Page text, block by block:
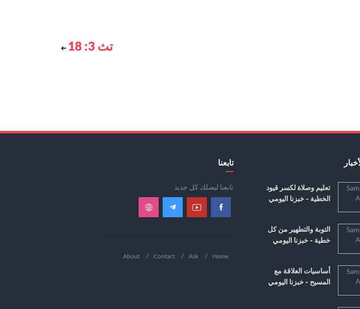
تث 3: 18
تعليم وصلاة لكسر قيود
الخطية - خبزنا اليومي
التوبة والتطهير من كل
خطية - خبزنا اليومي
أساسيات العلاقة مع
المسيح - خبزنا اليومي
تابعنا
تابعنا ليصلك كل جديد
Home
Ask
Contact
About